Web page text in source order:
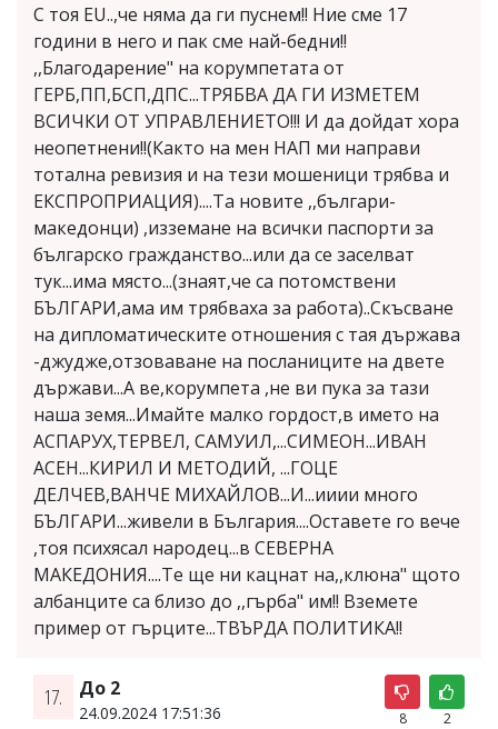
С тоя EU..,че няма да ги пуснем!! Ние сме 17
години в него и пак сме най-бедни!!
,,Благодарение" на корумпетата от
ГЕРБ,ПП,БСП,ДПС...ТРЯБВА ДА ГИ ИЗМЕТЕМ
ВСИЧКИ ОТ УПРАВЛЕНИЕТО!!! И да дойдат хора
неопетнени!!(Както на мен НАП ми направи
тотална ревизия и на тези мошеници трябва и
ЕКСПРОПРИАЦИЯ)....Та новите ,,българи-
македонци) ,изземане на всички паспорти за
българско гражданство...или да се заселват
тук...има място...(знаят,че са потомствени
БЪЛГАРИ,ама им трябваха за работа)..Скъсване
на дипломатическите отношения с тая държава
-джудже,отзоваване на посланиците на двете
държави...А ве,корумпета ,не ви пука за тази
наша земя...Имайте малко гордост,в името на
АСПАРУХ,ТЕРВЕЛ, САМУИЛ,...СИМЕОН...ИВАН
АСЕН...КИРИЛ И МЕТОДИЙ, ...ГОЦЕ
ДЕЛЧЕВ,ВАНЧЕ МИХАЙЛОВ...И...ииии много
БЪЛГАРИ...живели в България....Оставете го вече
,тоя психясал народец...в СЕВЕРНА
МАКЕДОНИЯ....Те ще ни кацнат на,,клюна" щото
албанците са близо до ,,гърба" им!! Вземете
пример от гърците...ТВЪРДА ПОЛИТИКА!!
17. До 2
24.09.2024 17:51:36 8 2